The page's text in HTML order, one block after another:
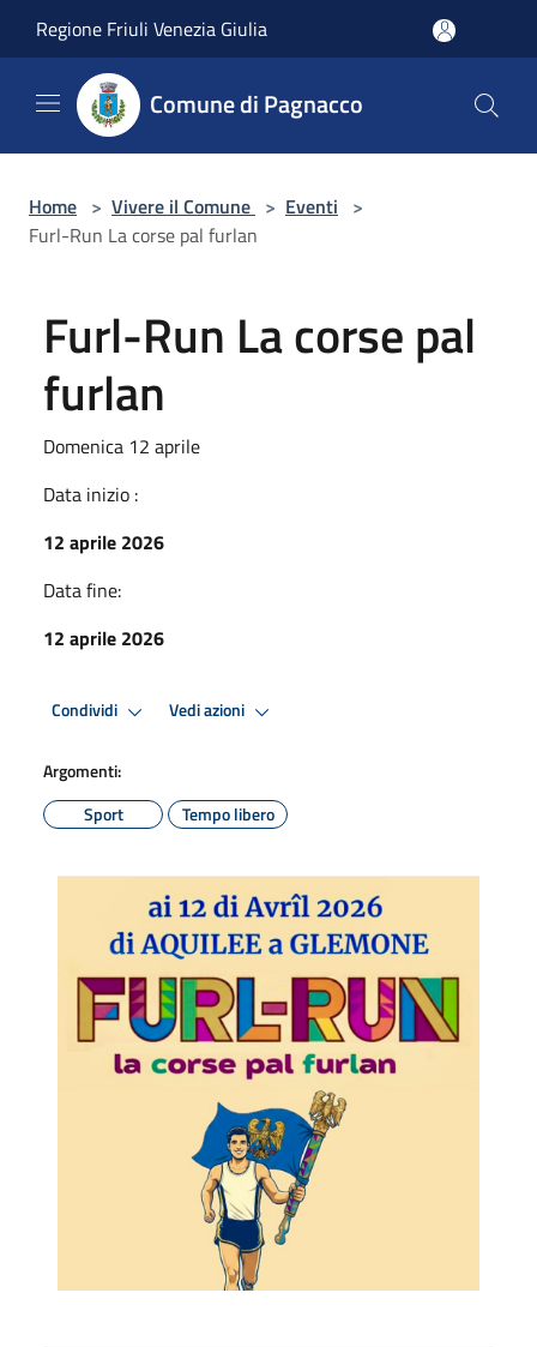
Regione Friuli Venezia Giulia
Comune di Pagnacco
Home > Vivere il Comune > Eventi >
Furl-Run La corse pal furlan
Furl-Run La corse pal
furlan
Domenica 12 aprile
Data inizio :
12 aprile 2026
Data fine:
12 aprile 2026
Condividi Vedi azioni
Argomenti:
Sport
Tempo libero